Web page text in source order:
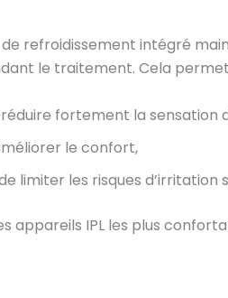
de refroidissement intégré
le traitement. Cela
fortement la sensation
le confort,
limiter les risques d’irritation
appareils IPL les plus